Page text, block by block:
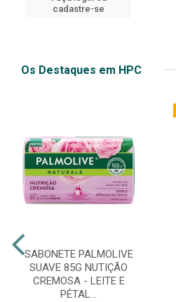
cadastre-se
Os Destaques em HPC
SABONETE PALMOLIVE
SUAVE 85G NUTIÇÃO
CREMOSA - LEITE E
PÉTAL...